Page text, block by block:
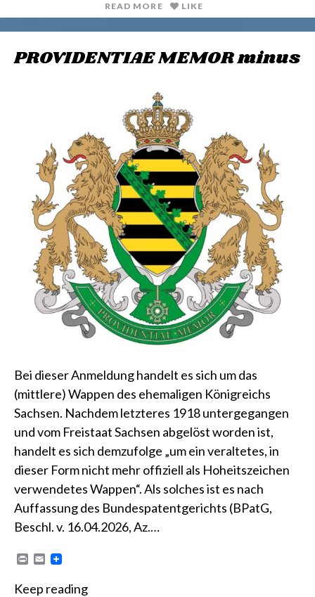
READ MORE
LIKE
PROVIDENTIAE MEMOR minus
Bei dieser Anmeldung handelt es sich um das
(mittlere) Wappen des ehemaligen Königreichs
Sachsen. Nachdem letzteres 1918 untergegangen
und vom Freistaat Sachsen abgelöst worden ist,
handelt es sich demzufolge „um ein veraltetes, in
dieser Form nicht mehr offiziell als Hoheitszeichen
verwendetes Wappen“. Als solches ist es nach
Auffassung des Bundespatentgerichts (BPatG,
Beschl. v. 16.04.2026, Az.…
n
E
i
Keep reading